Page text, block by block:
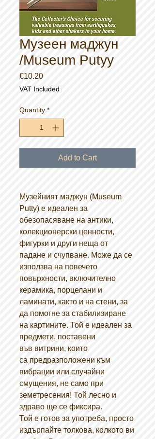
Музеен маджун
/Museum Putyy
€10.20Price
VAT Included
Quantity *
Add to Cart
Музейният маджун (Museum
Putty) е идеален за
обезопасяване на антики,
колекционерски ценности,
фигурки и други неща от
падане и счупване. Може да се
използва на повечето
повърхности, включително
керамика, порцелани и
ламинати, както и на стени, за
да помогне за стабилизиране
на картините. Той е идеален за
предмети, поставени
във витрини, които
са предразположени към
вибрации или случайни
смущения, не само при
земетресения! Той лесно и
здраво ще се фиксира.
Той е готов за употреба, просто
издърпайте толкова, колкото ви